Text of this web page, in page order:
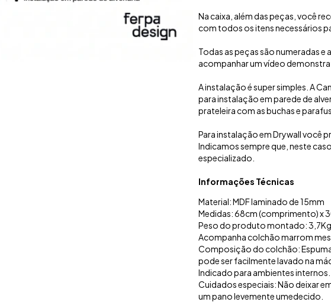
Na caixa, além das peças, você
com todos os itens necessários
Todas as peças são numeradas
acompanhar um vídeo
A instalação é super simples. A
para instalação em parede de
prateleira com as buchas e
Para instalação em Drywall você
Indicamos sempre que, neste
especializado.
Informações Técnicas
Material: MDF laminado de 15mm
Medidas: 68cm (comprimento) x
Peso do produto montado: 3,7Kg
Acompanha colchão marrom
Composição do colchão:
pode ser facilmente lavado na
Indicado para ambientes internos.
Cuidados especiais: Não deixar
um pano levemente umedecido.